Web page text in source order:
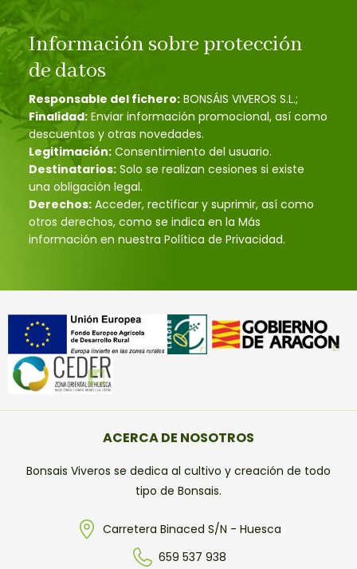
Información sobre protección
de datos
Responsable del fichero: BONSÁIS VIVEROS S.L.;
Finalidad: Enviar información promocional, así como
descuentos y otras novedades.
Legitimación: Consentimiento del usuario.
Destinatarios: Solo se realizan cesiones si existe
una obligación legal.
Derechos: Acceder, rectificar y suprimir, así como
otros derechos, como se indica en la Más
información en nuestra Política de Privacidad.
ACERCA DE NOSOTROS
Bonsais Viveros se dedica al cultivo y creación de todo
tipo de Bonsais.
Carretera Binaced S/N - Huesca
659 537 938